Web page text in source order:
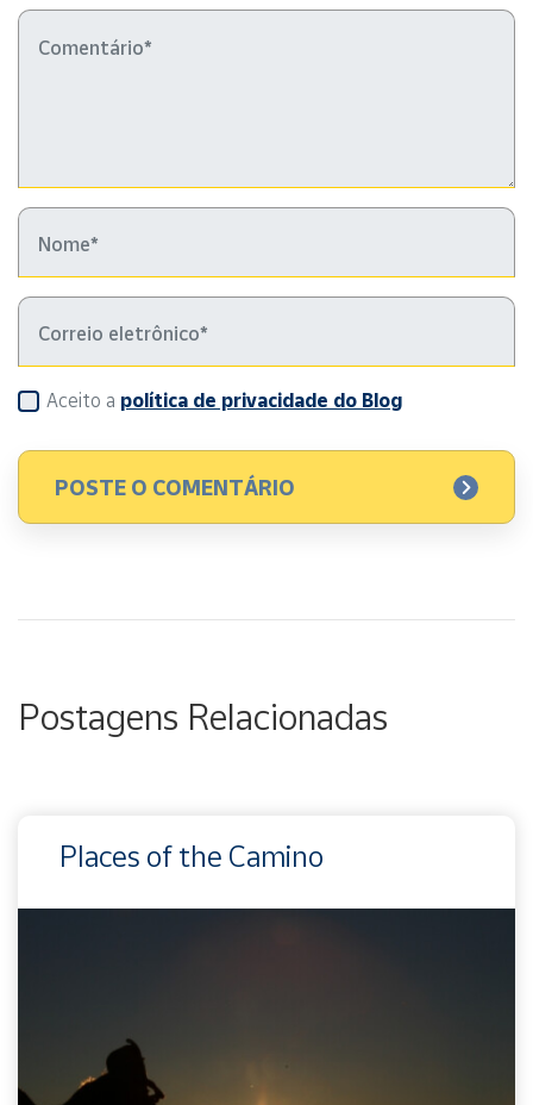
Aceito a política de privacidade do Blog
Postagens Relacionadas
Places of the Camino